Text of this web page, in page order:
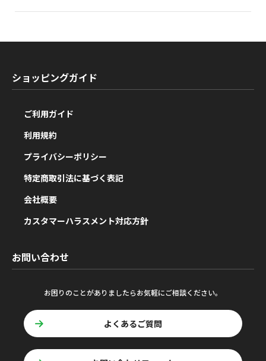
ショッピングガイド
ご利用ガイド
利用規約
プライバシーポリシー
特定商取引法に基づく表記
会社概要
カスタマーハラスメント対応方針
お問い合わせ
お困りのことがありましたらお気軽にご相談ください。
よくあるご質問